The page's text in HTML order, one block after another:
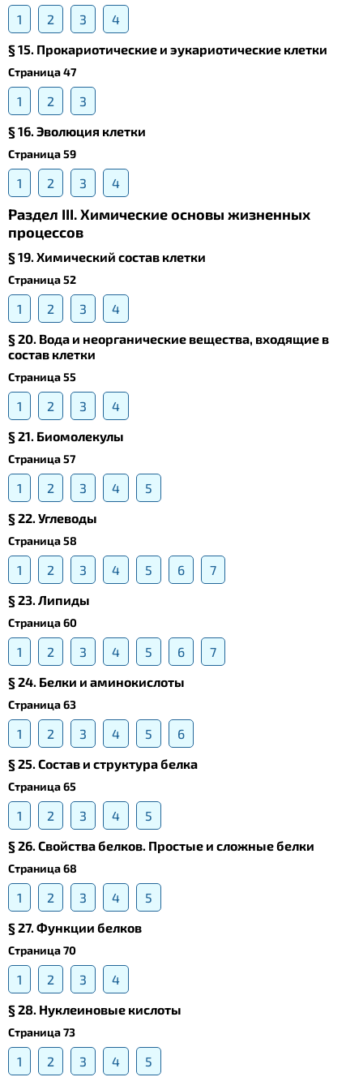
1 2 3
4
§ 15. Прокариотические и эукариотические клетки
Страница 47
1 2
3
§ 16. Эволюция клетки
Страница 59
1 2 3 4
Раздел III. Химические основы жизненных
процессов
§ 19. Химический состав клетки
Страница 52
1 2 3
4
§ 20. Вода и неорганические вещества, входящие в
состав клетки
Страница 55
1 2 3
4
§ 21. Биомолекулы
Страница 57
1 2 3 4
5
§ 22. Углеводы
Страница 58
1 2 3 4 5 6
7
§ 23. Липиды
Страница 60
1 2 3 4 5 6
7
§ 24. Белки и аминокислоты
Страница 63
1 2 3 4 5
6
§ 25. Состав и структура белка
Страница 65
1 2 3 4
5
§ 26. Свойства белков. Простые и сложные белки
Страница 68
1 2 3 4
5
§ 27. Функции белков
Страница 70
1 2 3
4
§ 28. Нуклеиновые кислоты
Страница 73
1 2 3 4 5